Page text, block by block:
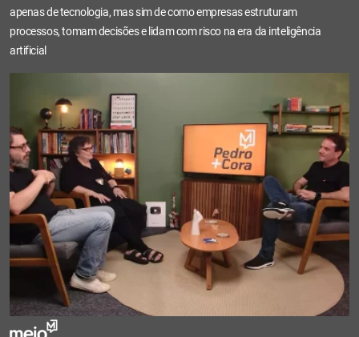
apenas de tecnologia, mas sim de como empresas estruturam
processos, tomam decisões e lidam com risco na era da inteligência
artificial